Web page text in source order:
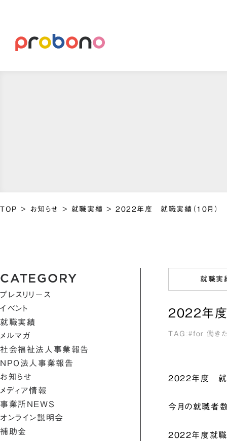
TOP > お知らせ > 就職実績 >2022年度 就職実績（10月）
CATEGORY
プレスリリース
イベント
就職実績
メルマガ
社会福祉法人事業報告
NPO法人事業報告
お知らせ
メディア情報
事業所NEWS
オンライン説明会
補助金
就職実
2022年
for 働き
2022年度 就
今月の就職者
2022年度就職